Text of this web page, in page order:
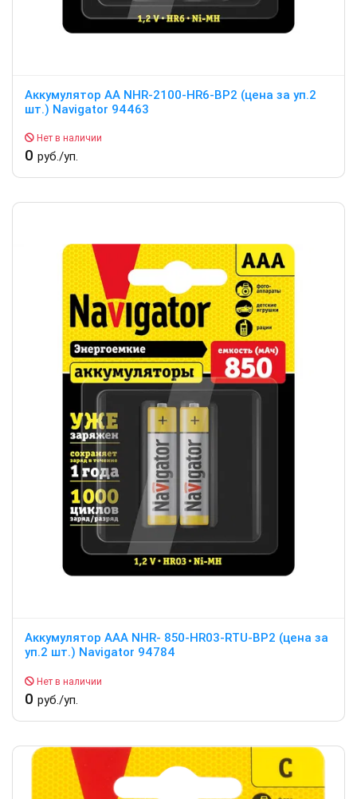
Аккумулятор АА NHR-2100-HR6-BP2 (цена за уп.2
шт.) Navigator 94463
Нет в наличии
0 руб./уп.
Аккумулятор ААА NHR- 850-HR03-RTU-BP2 (цена за
уп.2 шт.) Navigator 94784
Нет в наличии
0 руб./уп.